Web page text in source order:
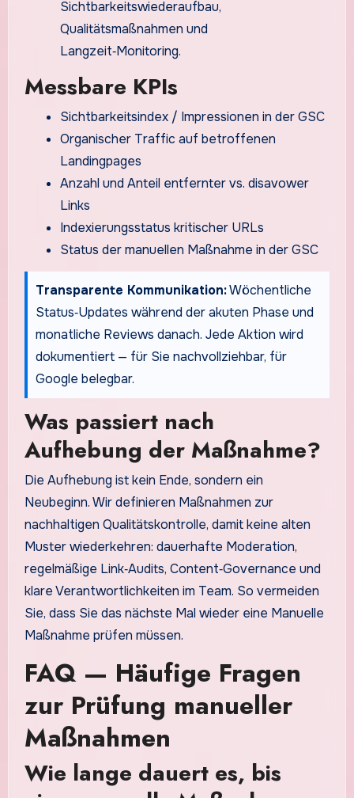
Sichtbarkeitswiederaufbau,
Qualitätsmaßnahmen und
Langzeit‑Monitoring.
Messbare KPIs
Sichtbarkeitsindex / Impressionen in der GSC
Organischer Traffic auf betroffenen
Landingpages
Anzahl und Anteil entfernter vs. disavower
Links
Indexierungsstatus kritischer URLs
Status der manuellen Maßnahme in der GSC
Transparente Kommunikation:Wöchentliche
Status‑Updates während der akuten Phase und
monatliche Reviews danach. Jede Aktion wird
dokumentiert — für Sie nachvollziehbar, für
Google belegbar.
Was passiert nach
Aufhebung der Maßnahme?
Die Aufhebung ist kein Ende, sondern ein
Neubeginn. Wir definieren Maßnahmen zur
nachhaltigen Qualitätskontrolle, damit keine alten
Muster wiederkehren: dauerhafte Moderation,
regelmäßige Link‑Audits, Content‑Governance und
klare Verantwortlichkeiten im Team. So vermeiden
Sie, dass Sie das nächste Mal wieder eine Manuelle
Maßnahme prüfen müssen.
FAQ — Häufige Fragen
zur Prüfung manueller
Maßnahmen
Wie lange dauert es, bis